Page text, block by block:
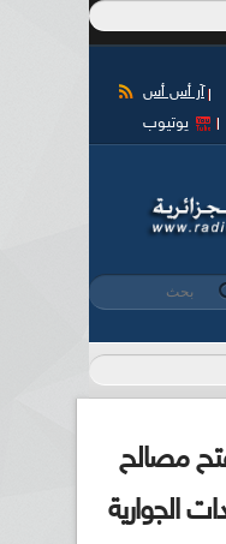
آر أس أس
يوتيوب
البحث ‏بحث ‏
مصالح
الجوارية